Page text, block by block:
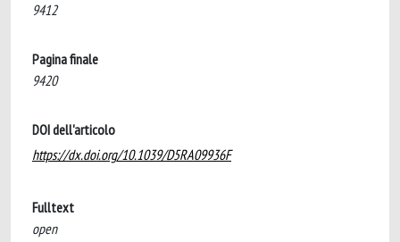
9412
Pagina finale
9420
DOI dell'articolo
https://dx.doi.org/10.1039/D5RA09936F
Fulltext
open